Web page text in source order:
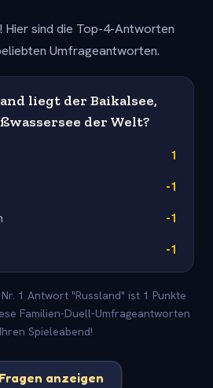
Hier sind die Top-4-Antworten
Umfrageantworten.
liegt der Baikalsee,
der Welt?
1
-1
-1
-1
1 Antwort "Russland" ist 1 Punkte
Familien-Duell-Umfrageantworten
Spieleabend!
anzeigen